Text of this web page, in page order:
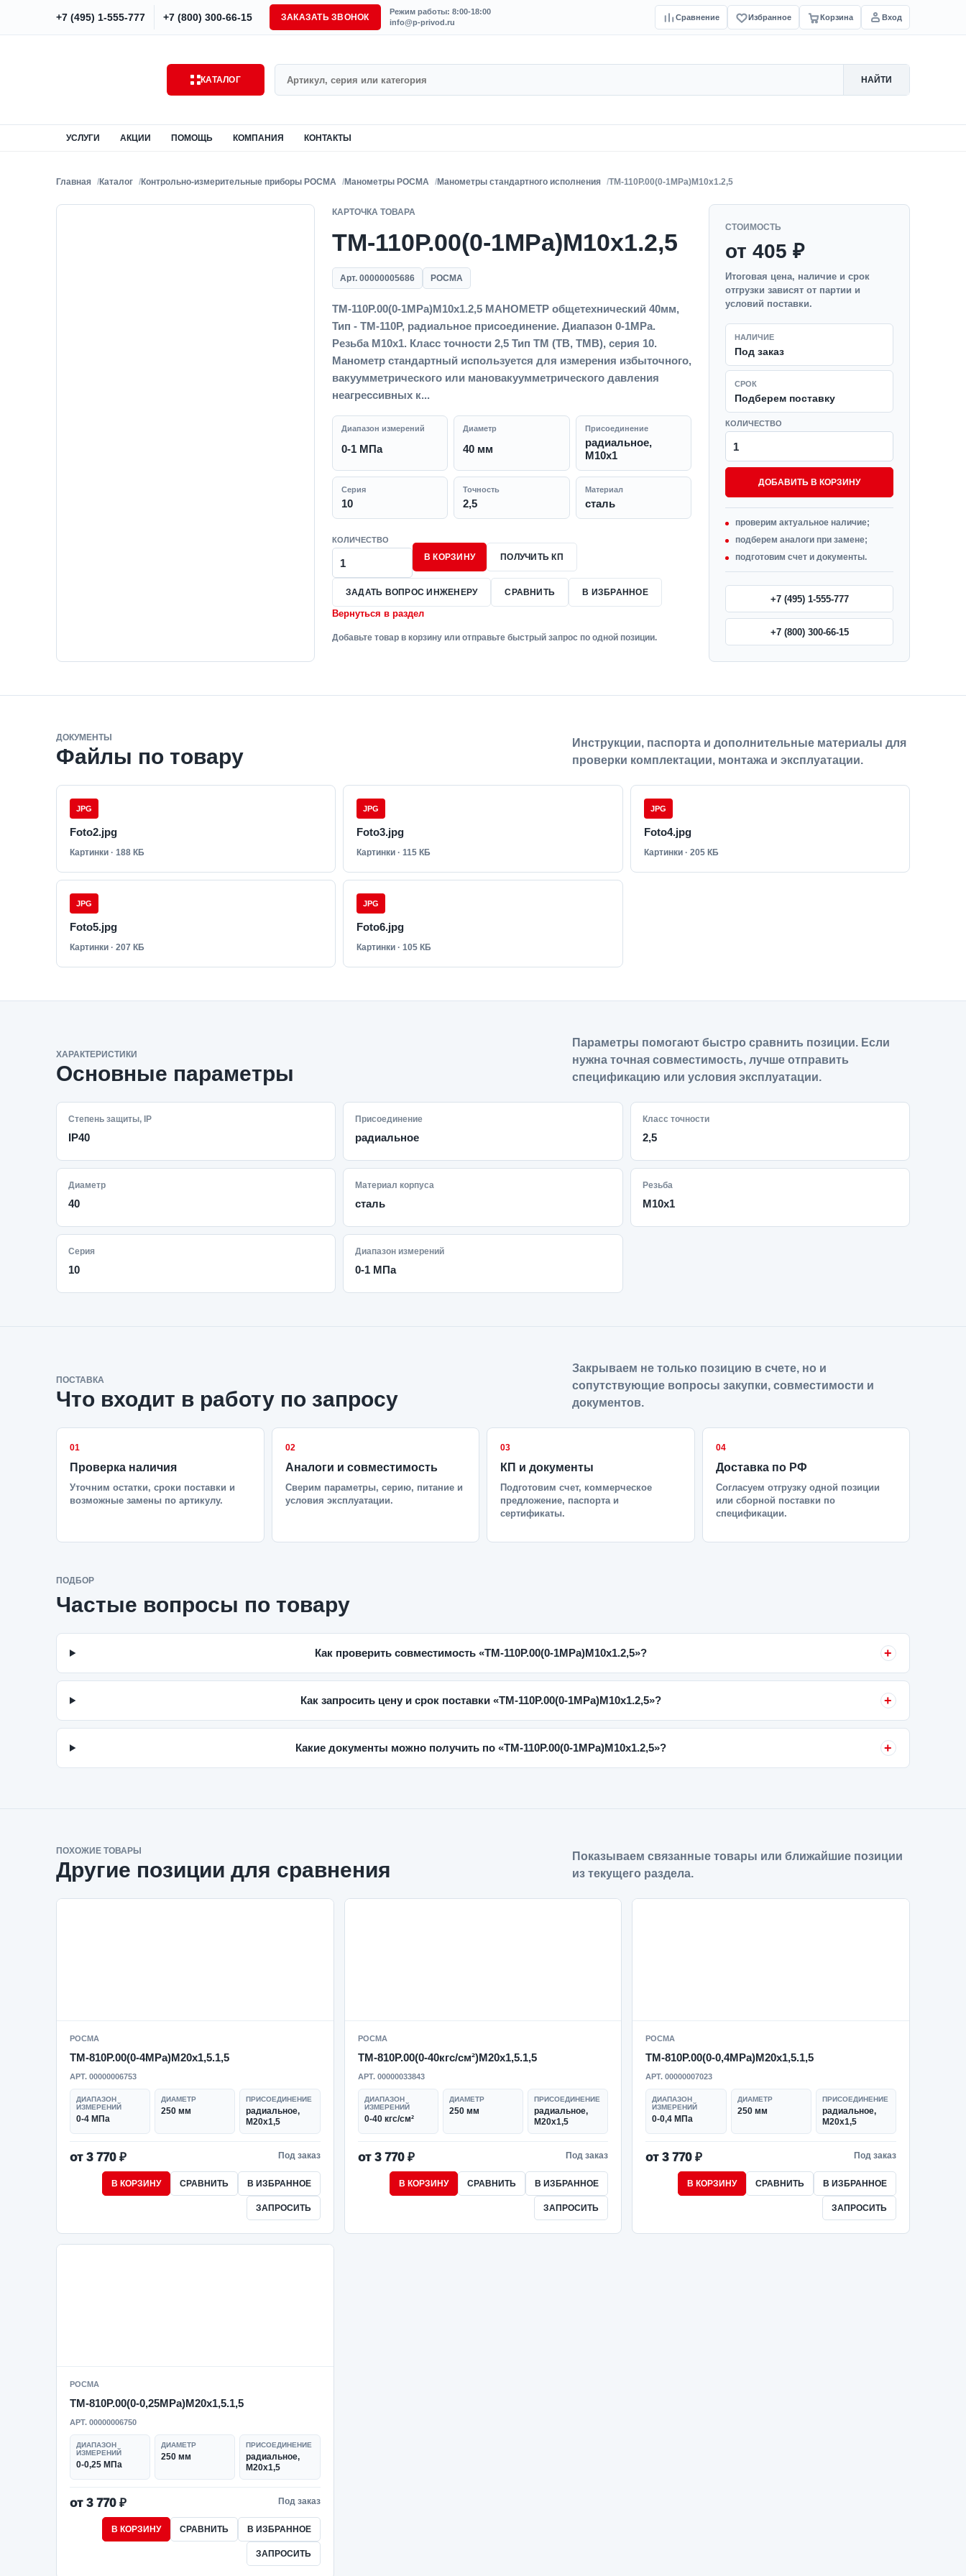
+7 (495) 1-555-777 +7 (800) 300-66-15 ЗАКАЗАТЬ ЗВОНОК
Режим работы: 8:00-18:00
info@p-privod.ru
Сравнение Избранное Корзина Вход
КАТАЛОГ НАЙТИ
УСЛУГИ АКЦИИ ПОМОЩЬ КОМПАНИЯ КОНТАКТЫ
Главная Каталог Контрольно-измерительные приборы РОСМА Манометры РОСМА Манометры стандартного исполнения ТМ-110Р.00(0-1MPa)M10x1.2,5
КАРТОЧКА ТОВАРА
ТМ-110Р.00(0-1MPa)M10x1.2,5
Арт. 00000005686 РОСМА
ТМ-110Р.00(0-1MPa)M10x1.2,5 МАНОМЕТР общетехнический 40мм,
Тип - ТМ-110Р, радиальное присоединение. Диапазон 0-1MPa.
Резьба M10x1. Класс точности 2,5 Тип ТМ (ТВ, ТМВ), серия 10.
Манометр стандартный используется для измерения избыточного,
вакуумметрического или мановакуумметрического давления
неагрессивных к...
Диапазон измерений
0-1 МПа
Диаметр
40 мм
Присоединение
радиальное,
M10x1
Серия
10
Точность
2,5
Материал
сталь
КОЛИЧЕСТВО
В КОРЗИНУ ПОЛУЧИТЬ КП
ЗАДАТЬ ВОПРОС ИНЖЕНЕРУ СРАВНИТЬ В ИЗБРАННОЕ
Вернуться в раздел
Добавьте товар в корзину или отправьте быстрый запрос по одной позиции.
СТОИМОСТЬ
от 405 ₽
Итоговая цена, наличие и срок
отгрузки зависят от партии и
условий поставки.
НАЛИЧИЕ
Под заказ
СРОК
Подберем поставку
КОЛИЧЕСТВО
ДОБАВИТЬ В КОРЗИНУ
проверим актуальное наличие;
подберем аналоги при замене;
подготовим счет и документы.
+7 (495) 1-555-777
+7 (800) 300-66-15
ДОКУМЕНТЫ
Файлы по товару
Инструкции, паспорта и дополнительные материалы для
проверки комплектации, монтажа и эксплуатации.
JPG
Foto2.jpg
Картинки · 188 КБ
JPG
Foto3.jpg
Картинки · 115 КБ
JPG
Foto4.jpg
Картинки · 205 КБ
JPG
Foto5.jpg
Картинки · 207 КБ
JPG
Foto6.jpg
Картинки · 105 КБ
ХАРАКТЕРИСТИКИ
Основные параметры
Параметры помогают быстро сравнить позиции. Если
нужна точная совместимость, лучше отправить
спецификацию или условия эксплуатации.
Степень защиты, IP
IP40
Присоединение
радиальное
Класс точности
2,5
Диаметр
40
Материал корпуса
сталь
Резьба
M10x1
Серия
10
Диапазон измерений
0-1 МПа
ПОСТАВКА
Что входит в работу по запросу
Закрываем не только позицию в счете, но и
сопутствующие вопросы закупки, совместимости и
документов.
01
Проверка наличия
Уточним остатки, сроки поставки и
возможные замены по артикулу.
02
Аналоги и совместимость
Сверим параметры, серию, питание и
условия эксплуатации.
03
КП и документы
Подготовим счет, коммерческое
предложение, паспорта и
сертификаты.
04
Доставка по РФ
Согласуем отгрузку одной позиции
или сборной поставки по
спецификации.
ПОДБОР
Частые вопросы по товару
Как проверить совместимость «ТМ-110Р.00(0-1MPa)M10x1.2,5»?
Как запросить цену и срок поставки «ТМ-110Р.00(0-1MPa)M10x1.2,5»?
Какие документы можно получить по «ТМ-110Р.00(0-1MPa)M10x1.2,5»?
ПОХОЖИЕ ТОВАРЫ
Другие позиции для сравнения
Показываем связанные товары или ближайшие позиции
из текущего раздела.
РОСМА
ТМ-810Р.00(0-4MPa)M20x1,5.1,5
АРТ. 00000006753
ДИАПАЗОН
ИЗМЕРЕНИЙ
0-4 МПа
ДИАМЕТР
250 мм
ПРИСОЕДИНЕНИЕ
радиальное,
M20x1,5
от 3 770 ₽ Под заказ
В КОРЗИНУ СРАВНИТЬ В ИЗБРАННОЕ
ЗАПРОСИТЬ
РОСМА
ТМ-810Р.00(0-40кгс/см²)M20x1,5.1,5
АРТ. 00000033843
ДИАПАЗОН
ИЗМЕРЕНИЙ
0-40 кгс/см²
ДИАМЕТР
250 мм
ПРИСОЕДИНЕНИЕ
радиальное,
M20x1,5
от 3 770 ₽ Под заказ
В КОРЗИНУ СРАВНИТЬ В ИЗБРАННОЕ
ЗАПРОСИТЬ
РОСМА
ТМ-810Р.00(0-0,4MPa)M20x1,5.1,5
АРТ. 00000007023
ДИАПАЗОН
ИЗМЕРЕНИЙ
0-0,4 МПа
ДИАМЕТР
250 мм
ПРИСОЕДИНЕНИЕ
радиальное,
M20x1,5
от 3 770 ₽ Под заказ
В КОРЗИНУ СРАВНИТЬ В ИЗБРАННОЕ
ЗАПРОСИТЬ
РОСМА
ТМ-810Р.00(0-0,25MPa)M20x1,5.1,5
АРТ. 00000006750
ДИАПАЗОН
ИЗМЕРЕНИЙ
0-0,25 МПа
ДИАМЕТР
250 мм
ПРИСОЕДИНЕНИЕ
радиальное,
M20x1,5
от 3 770 ₽ Под заказ
В КОРЗИНУ СРАВНИТЬ В ИЗБРАННОЕ
ЗАПРОСИТЬ